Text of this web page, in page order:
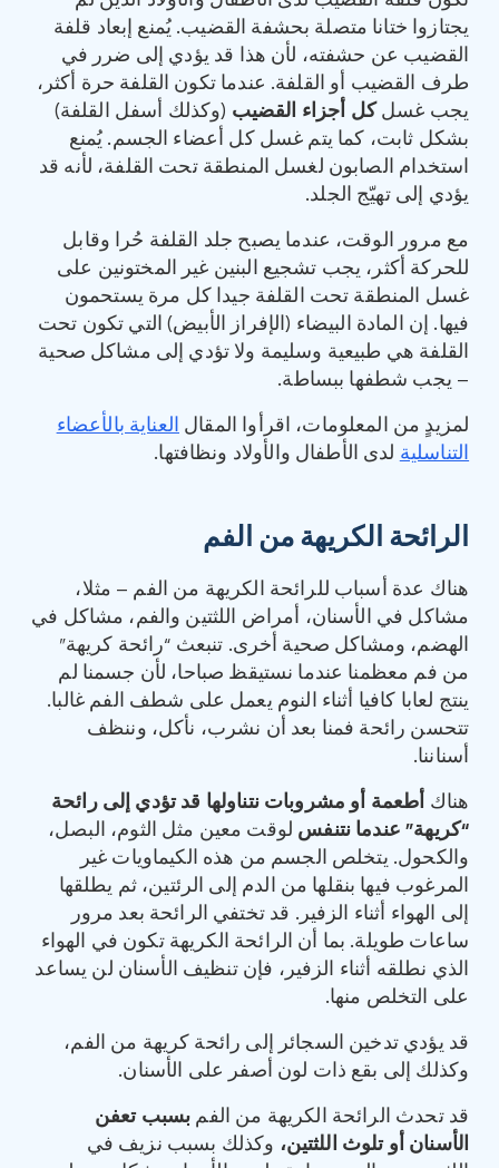
يجتازوا ختانا متصلة بحشفة القضيب. يُمنع إبعاد قلفة
القضيب عن حشفته، لأن هذا قد يؤدي إلى ضرر في
طرف القضيب أو القلفة. عندما تكون القلفة حرة أكثر،
يجب غسلكل أجزاء القضيب (وكذلك أسفل القلفة)
بشكل ثابت، كما يتم غسل كل أعضاء الجسم. يُمنع
استخدام الصابون لغسل المنطقة تحت القلفة، لأنه قد
يؤدي إلى تهيّج الجلد.
مع مرور الوقت، عندما يصبح جلد القلفة حُرا وقابل
للحركة أكثر، يجب تشجيع البنين غير المختونين على
غسل المنطقة تحت القلفة جيدا كل مرة يستحمون
فيها. إن المادة البيضاء (الإفراز الأبيض) التي تكون تحت
القلفة هي طبيعية وسليمة ولا تؤدي إلى مشاكل صحية
– يجب شطفها ببساطة.
لمزيدٍ من المعلومات، اقرأوا المقال العناية بالأعضاء
التناسلية لدى الأطفال والأولاد ونظافتها.
الرائحة الكريهة من الفم
هناك عدة أسباب للرائحة الكريهة من الفم – مثلا،
مشاكل في الأسنان، أمراض اللثتين والفم، مشاكل في
الهضم، ومشاكل صحية أخرى. تنبعث “رائحة كريهة”
من فم معظمنا عندما نستيقظ صباحا، لأن جسمنا لم
ينتج لعابا كافيا أثناء النوم يعمل على شطف الفم غالبا.
تتحسن رائحة فمنا بعد أن نشرب، نأكل، وننظف
أسناننا.
هناك أطعمة أو مشروبات نتناولها قد تؤدي إلى رائحة
“كريهة” عندما نتنفس لوقت معين مثل الثوم، البصل،
والكحول. يتخلص الجسم من هذه الكيماويات غير
المرغوب فيها بنقلها من الدم إلى الرئتين، ثم يطلقها
إلى الهواء أثناء الزفير. قد تختفي الرائحة بعد مرور
ساعات طويلة. بما أن الرائحة الكريهة تكون في الهواء
الذي نطلقه أثناء الزفير، فإن تنظيف الأسنان لن يساعد
على التخلص منها.
قد يؤدي تدخين السجائر إلى رائحة كريهة من الفم،
وكذلك إلى بقع ذات لون أصفر على الأسنان.
قد تحدث الرائحة الكريهة من الفم بسبب تعفن
الأسنان أو تلوث اللثتين، وكذلك بسبب نزيف في